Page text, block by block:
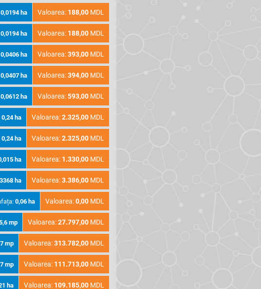
Valoarea: 188,00 MDL
0,0194 ha
Valoarea: 188,00 MDL
0,0194 ha
Valoarea:393,00 MDL
0,0406 ha
Valoarea:394,00 MDL
0,0407 ha
Valoarea:593,00 MDL
0,0612 ha
Valoarea:2.325,00 MDL
0,24 ha
Valoarea:2.325,00 MDL
0,24 ha
Valoarea: 1.330,00 MDL
ha
Valoarea:3.386,00 MDL
ha
Valoarea:0,00 MDL
0,06 ha
Valoarea:27.797,00 MDL
mp
Valoarea:313.782,00 MDL
mp
Valoarea: 111.713,00 MDL
mp
Valoarea: 109.185,00 MDL
ha